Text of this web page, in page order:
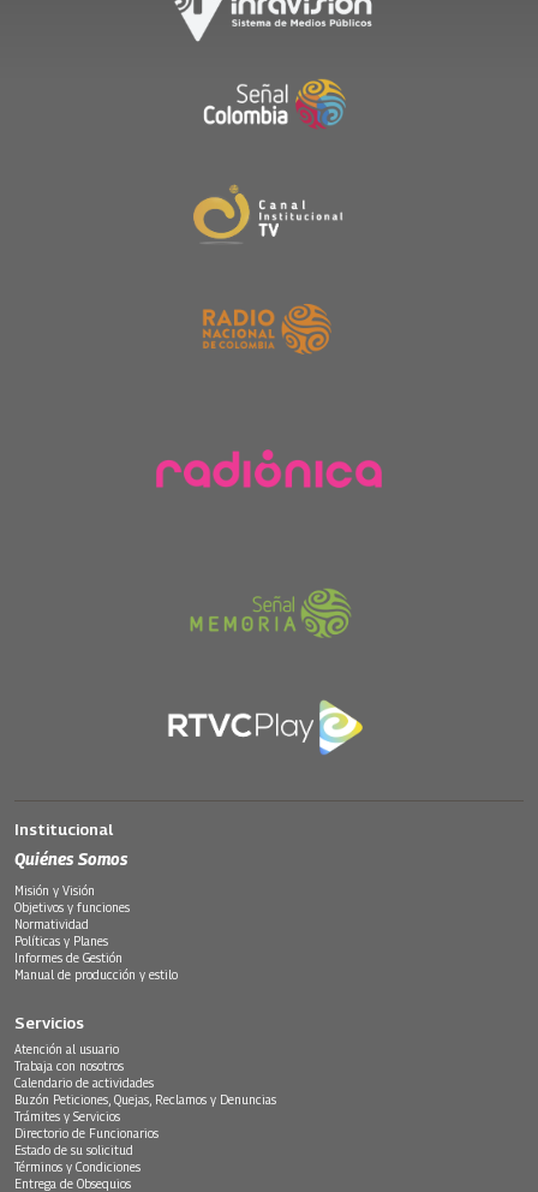
Institucional
Quiénes Somos
Misión y Visión
Objetivos y funciones
Normatividad
Políticas y Planes
Informes de Gestión
Manual de producción y estilo
Servicios
Atención al usuario
Trabaja con nosotros
Calendario de actividades
Buzón Peticiones, Quejas, Reclamos y Denuncias
Trámites y Servicios
Directorio de Funcionarios
Estado de su solicitud
Términos y Condiciones
Entrega de Obsequios